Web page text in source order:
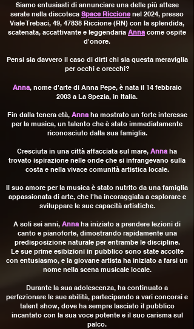
Siamo entusiasti di annunciare una delle più attese
serate nella discoteca Space Riccionenel 2024, presso
Viale Trebaci, 49, 47838 Riccione (RN) con la splendida,
scatenata, accattivante e leggendaria Annacome ospite
d'onore.
Pensi sia davvero il caso di dirti chi sia questa meraviglia
per occhi e orecchi?
Anna, nome d'arte di Anna Pepe, è nata il 14 febbraio
2003 a La Spezia, in Italia.
Fin dalla tenera età, Annaha mostrato un forte interesse
per la musica, un talento che è stato immediatamente
riconosciuto dalla sua famiglia.
Cresciuta in una città affacciata sul mare, Annaha
trovato ispirazione nelle onde che si infrangevano sulla
costa e nella vivace comunità artistica locale.
Il suo amore per la musica è stato nutrito da una famiglia
appassionata di arte, che l'ha incoraggiata a esplorare e
sviluppare le sue capacità artistiche.
A soli sei anni, Annaha iniziato a prendere lezioni di
canto e pianoforte, dimostrando rapidamente una
predisposizione naturale per entrambe le discipline.
Le sue prime esibizioni in pubblico sono state accolte
con entusiasmo, e la giovane artista ha iniziato a farsi un
nome nella scena musicale locale.
Durante la sua adolescenza, ha continuato a
perfezionare le sue abilità, partecipando a vari concorsi e
talent show, dove ha sempre lasciato il pubblico
incantato con la sua voce potente e il suo carisma sul
palco.